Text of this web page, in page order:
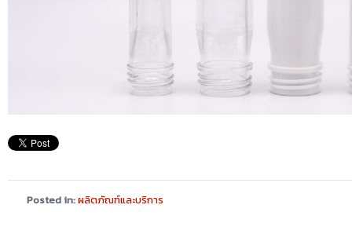
Posted in:ผลิตภัณฑ์และบริการ